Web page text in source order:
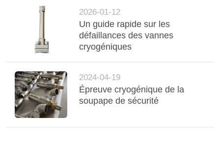
2026-01-12
Un guide rapide sur les
défaillances des vannes
cryogéniques
2024-04-19
Épreuve cryogénique de la
soupape de sécurité